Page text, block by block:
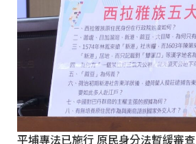
平埔專法已施行 原民身分法暫緩審查